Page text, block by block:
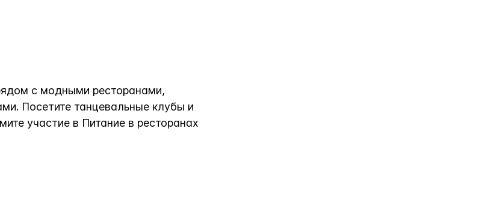
с модными ресторанами,
Посетите танцевальные клубы и
участие в Питание в ресторанах